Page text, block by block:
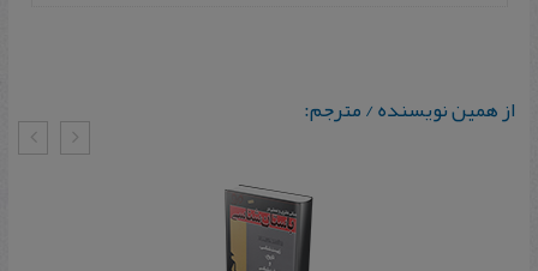
از همین نویسنده / مترجم: